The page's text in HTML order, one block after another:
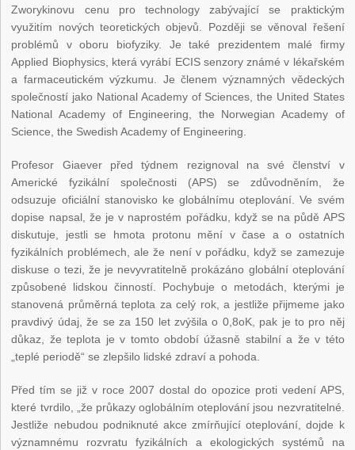
Zworykinovu cenu pro technology zabývající se praktickým
využitím nových teoretických objevů. Později se věnoval řešení
problémů v oboru biofyziky. Je také prezidentem malé firmy
Applied Biophysics, která vyrábí ECIS senzory známé v lékařském
a farmaceutickém výzkumu. Je členem významných vědeckých
společností jako National Academy of Sciences, the United States
National Academy of Engineering, the Norwegian Academy of
Science, the Swedish Academy of Engineering.
Profesor Giaever před týdnem rezignoval na své členství v
Americké fyzikální společnosti (APS) se zdůvodněním, že
odsuzuje oficiální stanovisko ke globálnímu oteplování. Ve svém
dopise napsal, že je v naprostém pořádku, když se na půdě APS
diskutuje, jestli se hmota protonu mění v čase a o ostatních
fyzikálních problémech, ale že není v pořádku, když se zamezuje
diskuse o tezi, že je nevyvratitelně prokázáno globální oteplování
způsobené lidskou činností. Pochybuje o metodách, kterými je
stanovená průměrná teplota za celý rok, a jestliže přijmeme jako
pravdivý údaj, že se za 150 let zvýšila o 0,8oK, pak je to pro něj
důkaz, že teplota je v tomto období úžasně stabilní a že v této
„teplé periodě“ se zlepšilo lidské zdraví a pohoda.
Před tím se již v roce 2007 dostal do opozice proti vedení APS,
které tvrdilo, „že průkazy oglobálním oteplování jsou nezvratitelné.
Jestliže nebudou podniknuté akce zmírňující oteplování, dojde k
významnému rozvratu fyzikálních a ekologických systémů na